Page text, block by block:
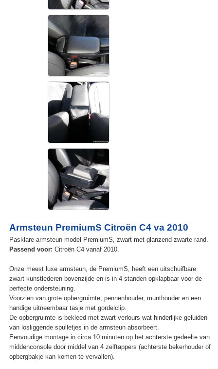
Armsteun PremiumS Citroën C4 va 2010
Pasklare armsteun model PremiumS, zwart met glanzend zwarte rand.
Passend voor: Citroën C4 vanaf 2010.
Onze meest luxe armsteun, de PremiumS, heeft een uitschuifbare
zwart kunstlederen bovenzijde en is in 4 standen opklapbaar voor de
perfecte ondersteuning.
Voorzien van grote opbergruimte, pennenhouder, munthouder en een
handige uitneembaar tasje met gordelclip.
De opbergruimte is bekleed met zwart verlours wat hinderlijke geluiden
van losliggende spulletjes in de armsteun absorbeert.
Eenvoudige montage in circa 10 minuten op het achterste gedeelte van
middenconsole door middel van 4 zelftappers (achterste bekerhouder of
opbergbakje kan komen te vervallen).